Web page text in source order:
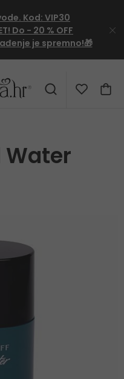
Kod:VIP30
Do - 20 % OFF
je spremno!🎁
Water